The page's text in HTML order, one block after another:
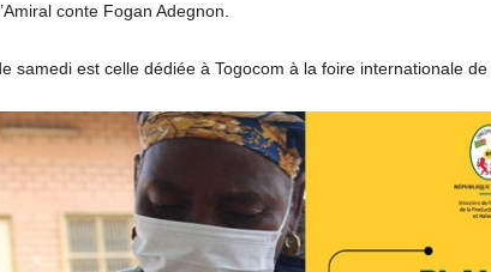
conte Fogan Adegnon.
samedi est celle dédiée à Togocom à la foire internationale de